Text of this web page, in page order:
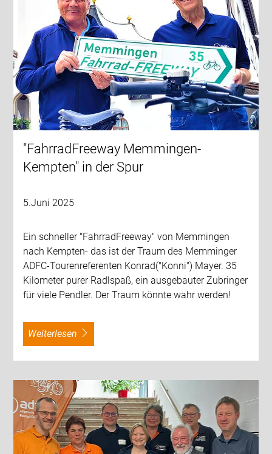
"FahrradFreeway Memmingen-
Kempten" in der Spur
5.Juni 2025
Ein schneller "FahrradFreeway" von Memmingen
nach Kempten- das ist der Traum des Memminger
ADFC-Tourenreferenten Konrad("Konni") Mayer. 35
Kilometer purer Radlspaß, ein ausgebauter Zubringer
für viele Pendler. Der Traum könnte wahr werden!
weiterlesen